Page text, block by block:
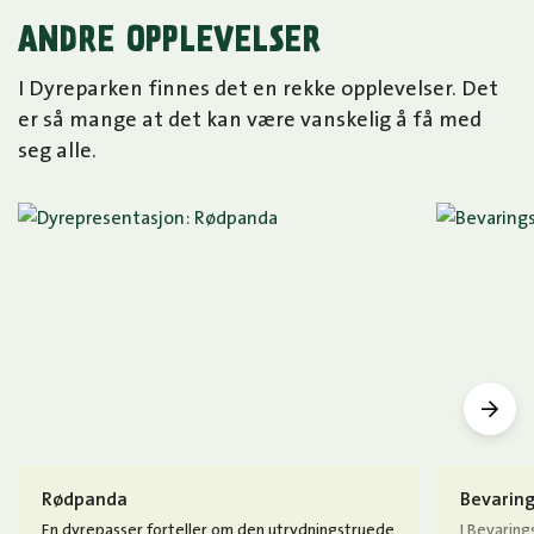
ANDRE OPPLEVELSER
I Dyreparken finnes det en rekke opplevelser. Det
er så mange at det kan være vanskelig å få med
seg alle.
Rødpanda
En dyrepasser forteller om den utrydningstruede I